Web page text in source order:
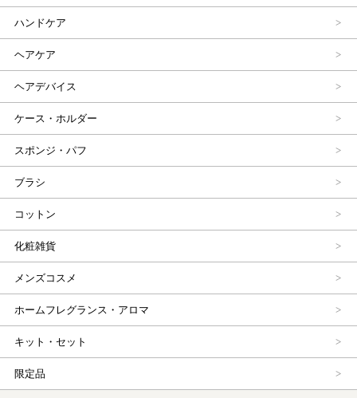
ハンドケア
ヘアケア
ヘアデバイス
ケース・ホルダー
スポンジ・パフ
ブラシ
コットン
化粧雑貨
メンズコスメ
ホームフレグランス・アロマ
キット・セット
限定品